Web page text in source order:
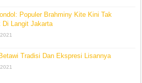
Populer Brahminy Kite Kini Tak
Di Langit Jakarta
Tradisi Dan Ekspresi Lisannya